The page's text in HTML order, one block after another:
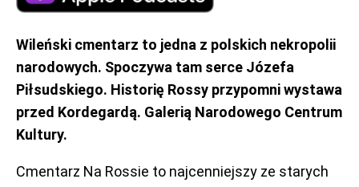
Wileński cmentarz to jedna z polskich nekropolii
narodowych. Spoczywa tam serce Józefa
Piłsudskiego. Historię Rossy przypomni wystawa
przed Kordegardą. Galerią Narodowego Centrum
Kultury.
Cmentarz Na Rossie to najcenniejszy ze starych